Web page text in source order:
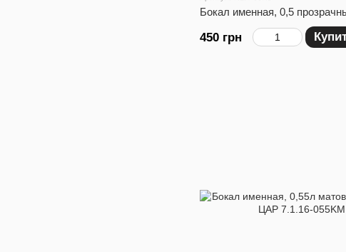
Бокал именная, 0,5
450 грн